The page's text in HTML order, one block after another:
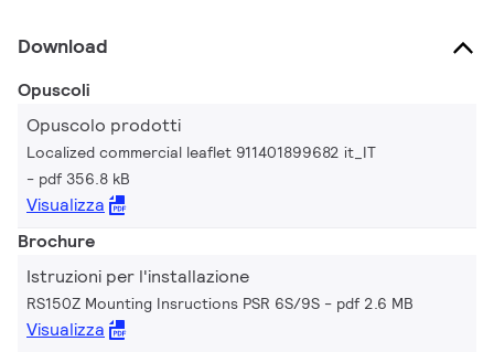
Download
Opuscoli
Opuscolo prodotti
Localized commercial leaflet 911401899682 it_IT
pdf 356.8 kB
Visualizza
Brochure
Istruzioni per l'installazione
RS150Z Mounting Insructions PSR 6S/9S pdf 2.6 MB
Visualizza